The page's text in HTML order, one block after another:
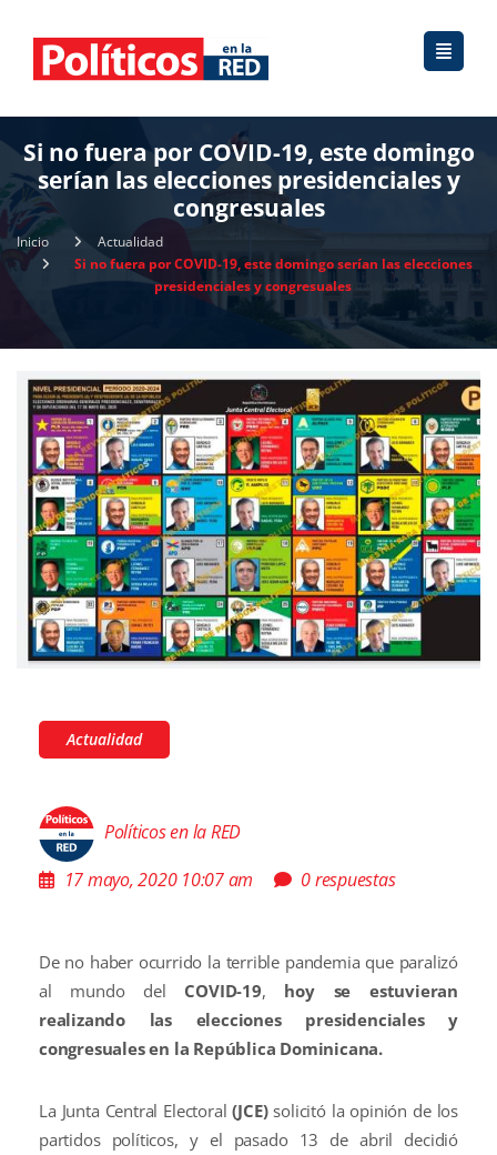
Si no fuera por COVID-19, este domingo
serían las elecciones presidenciales y
congresuales
Inicio
Actualidad
Si no fuera por COVID-19, este domingo serían las elecciones
presidenciales y congresuales
Actualidad
Políticos en la RED
17 mayo, 2020 10:07 am
0 respuestas
De no haber ocurrido la terrible pandemia que paralizó
al mundo del COVID-19, hoy se estuvieran
realizando las elecciones presidenciales y
congresuales en la República Dominicana.
La Junta Central Electoral(JCE)solicitó la opinión de los
partidos políticos, y el pasado 13 de abril decidió